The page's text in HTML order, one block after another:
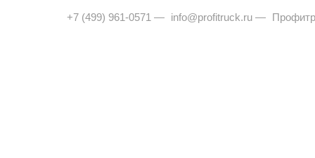
+7 (499) 961-0571 — info@profitruck.ru —